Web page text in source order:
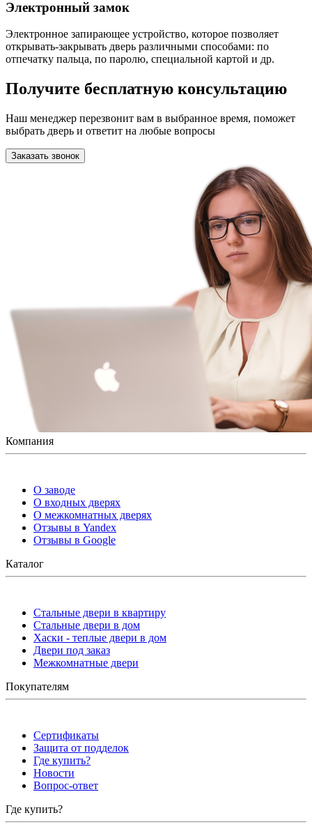
Электронный замок
Электронное запирающее устройство, которое позволяет
открывать-закрывать дверь различными способами: по
отпечатку пальца, по паролю, специальной картой и др.
Получите бесплатную консультацию
Наш менеджер перезвонит вам в выбранное время, поможет
выбрать дверь и ответит на любые вопросы
Заказать звонок
Компания
О заводе
О входных дверях
О межкомнатных дверях
Отзывы в Yandex
Отзывы в Google
Каталог
Стальные двери в квартиру
Стальные двери в дом
Хаски - теплые двери в дом
Двери под заказ
Межкомнатные двери
Покупателям
Сертификаты
Защита от подделок
Где купить?
Новости
Вопрос-ответ
Где купить?